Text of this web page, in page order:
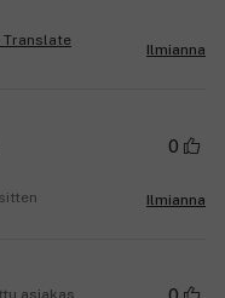
Ilmianna
0
Ilmianna